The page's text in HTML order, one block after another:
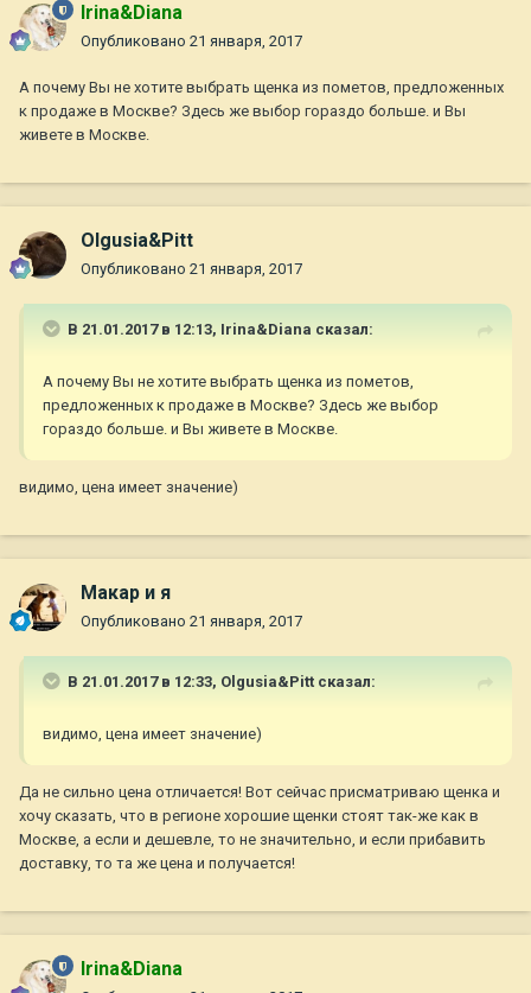
Irina&Diana
Опубликовано 21 января, 2017
А почему Вы не хотите выбрать щенка из пометов, предложенных
к продаже в Москве? Здесь же выбор гораздо больше. и Вы
живете в Москве.
Olgusia&Pitt
Опубликовано 21 января, 2017
В 21.01.2017 в 12:13, Irina&Diana сказал:
А почему Вы не хотите выбрать щенка из пометов,
предложенных к продаже в Москве? Здесь же выбор
гораздо больше. и Вы живете в Москве.
видимо, цена имеет значение)
Макар и я
Опубликовано 21 января, 2017
В 21.01.2017 в 12:33, Olgusia&Pitt сказал:
видимо, цена имеет значение)
Да не сильно цена отличается! Вот сейчас присматриваю щенка и
хочу сказать, что в регионе хорошие щенки стоят так-же как в
Москве, а если и дешевле, то не значительно, и если прибавить
доставку, то та же цена и получается!
Irina&Diana